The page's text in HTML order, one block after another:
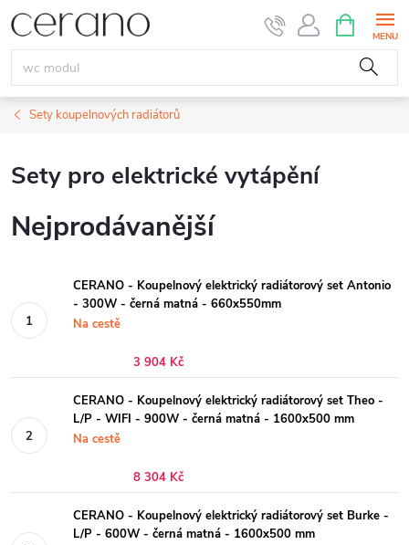
Přejít
na
obsah
NÁKUPNÍ
KOŠÍK
Sety koupelnových radiátorů
Sety pro elektrické vytápění
Nejprodávanější
CERANO - Koupelnový elektrický radiátorový set Antonio
- 300W - černá matná - 660x550mm
Na cestě
3 904 Kč
CERANO - Koupelnový elektrický radiátorový set Theo -
L/P - WIFI - 900W - černá matná - 1600x500 mm
Na cestě
8 304 Kč
CERANO - Koupelnový elektrický radiátorový set Burke -
L/P - 600W - černá matná - 1600x500 mm